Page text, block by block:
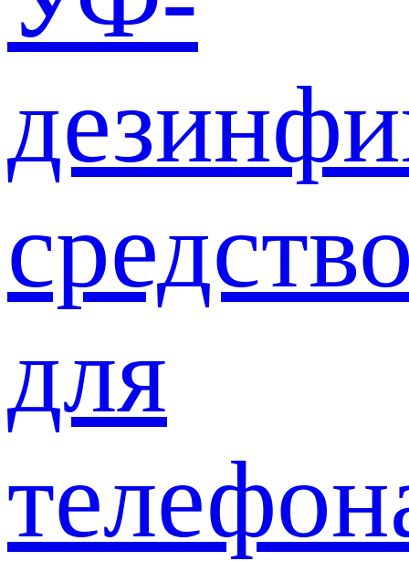
для